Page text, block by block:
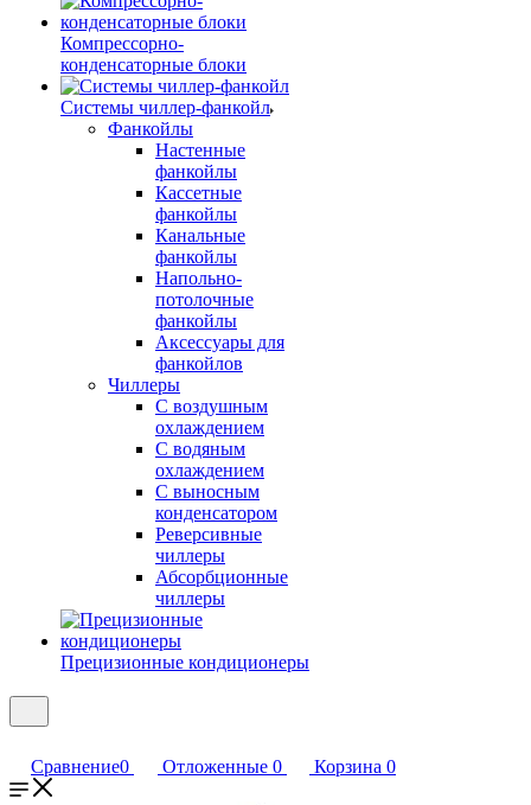
Компрессорно-
конденсаторные блоки
Системы чиллер-фанкойл
Фанкойлы
Настенные
фанкойлы
Кассетные
фанкойлы
Канальные
фанкойлы
Напольно-
потолочные
фанкойлы
Аксессуары для
фанкойлов
Чиллеры
С воздушным
охлаждением
С водяным
охлаждением
С выносным
конденсатором
Реверсивные
чиллеры
Абсорбционные
чиллеры
Прецизионные кондиционеры
Сравнение0 Отложенные 0 Корзина 0